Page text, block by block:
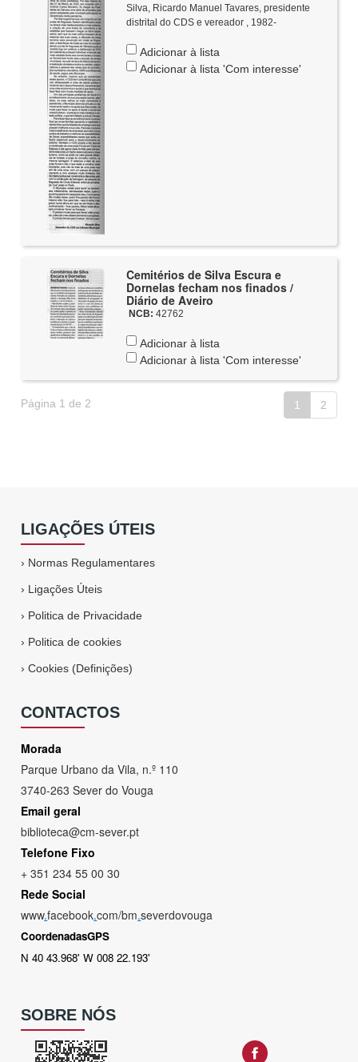
Silva, Ricardo Manuel Tavares, presidente
distrital do CDS e vereador , 1982-
Adicionar à lista
Adicionar à lista 'Com interesse'
Cemitérios de Silva Escura e
Dornelas fecham nos finados /
Diário de Aveiro
NCB: 42762
Adicionar à lista
Adicionar à lista 'Com interesse'
Página 1 de 2 1 2
LIGAÇÕES ÚTEIS
› Normas Regulamentares
› Ligações Úteis
› Politica de Privacidade
› Politica de cookies
›Cookies (Definições)
CONTACTOS
Morada
Parque Urbano da Vila, n.º 110
3740-263 Sever do Vouga
Email geral
biblioteca@cm-sever.pt
Telefone Fixo
+ 351 234 55 00 30
Rede Social
www.facebook.com/bm.severdovouga
CoordenadasGPS
N 40 43.968' W 008 22.193'
SOBRE NÓS